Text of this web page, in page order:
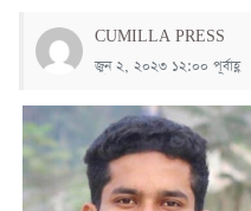
CUMILLA PRESS
জুন ২, ২০২৩ ১২:০০ পূর্বাহ্ণ